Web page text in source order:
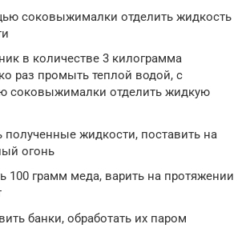
соковыжималки отделить жидкость
в количестве 3 килограмма
раз промыть теплой водой, с
соковыжималки отделить жидкую
жидкости, поставить на
огонь
100 грамм меда, варить на протяжении
банки, обработать их паром